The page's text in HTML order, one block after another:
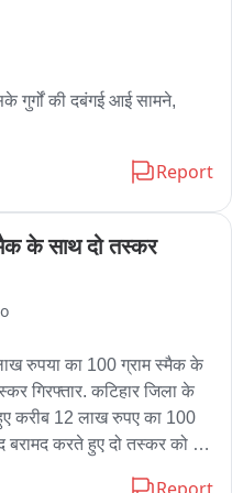
गुर्गों की दबंगई आई सामने,
बनवाने और रैफर लिखवाने
हुए युवकों का मेडिकल
का वीडियो बना किया
Report
के साथ दो तस्कर
रुपया का 100 ग्राम स्मैक के
गिरफ्तार. कटिहार जिला के
करीब 12 लाख रुपए का 100
करते हुए दो तस्कर को